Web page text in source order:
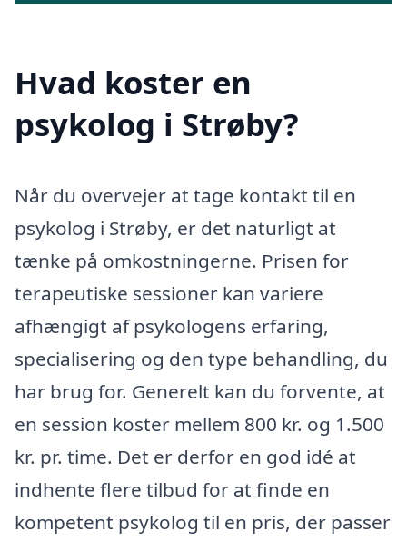
Hvad koster en
psykolog i Strøby?
Når du overvejer at tage kontakt til en
psykolog i Strøby, er det naturligt at
tænke på omkostningerne. Prisen for
terapeutiske sessioner kan variere
afhængigt af psykologens erfaring,
specialisering og den type behandling, du
har brug for. Generelt kan du forvente, at
en session koster mellem 800 kr. og 1.500
kr. pr. time. Det er derfor en god idé at
indhente flere tilbud for at finde en
kompetent psykolog til en pris, der passer